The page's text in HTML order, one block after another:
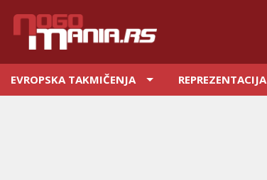
EVROPSKA TAKMIČENJA REPREZENTACIJA